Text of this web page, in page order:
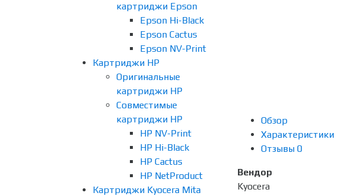
картриджи Epson
Epson Hi-Black
Epson Cactus
Epson NV-Print
Картриджи HP
Оригинальные
картриджи HP
Совместимые
картриджи HP
HP NV-Print
HP Hi-Black
HP Cactus
HP NetProduct
Картриджи Kyocera Mita
Обзор
Характеристики
Отзывы 0
Вендор
Kyocera